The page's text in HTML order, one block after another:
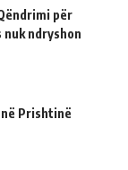
për
nuk ndryshon
Prishtinë